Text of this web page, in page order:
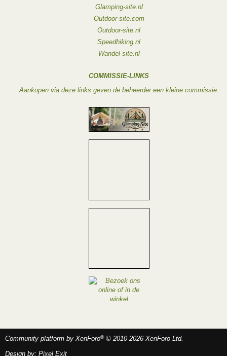
Glamping-site.nl
Outdoor-site.com
Outdoor-site.nl
Speedhiking.nl
Wandel-site.nl
COMMISSIE-LINKS
Aankopen via deze links geven de beheerder een kleine commissie.
Community platform by XenForo® © 2010-2026 XenForo Ltd.
Design by: Pixel Exit